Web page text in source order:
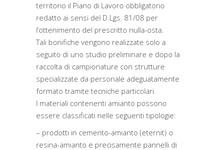
territorio il Piano di Lavoro obbligatorio
redatto ai sensi del D.Lgs. 81/08 per
l’ottenimento del prescritto nulla-osta.
Tali bonifiche vengono realizzate solo a
seguito di uno studio preliminare e dopo la
raccolta di campionature con strutture
specializzate da personale adeguatamente
formato tramite tecniche particolari.
I materiali contenenti amianto possono
essere classificati nelle seguenti tipologie:
– prodotti in cemento-amianto (eternit) o
resina-amianto e precisamente pannelli di